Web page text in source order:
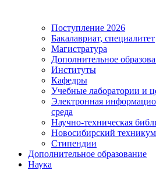
Поступление 2026
Бакалавриат, специалитет
Магистратура
Дополнительное
Институты
Кафедры
Учебные лаборатории и
Электронная
среда
Научно-техническая
Новосибирский
Стипендии
Дополнительное образование
Наука